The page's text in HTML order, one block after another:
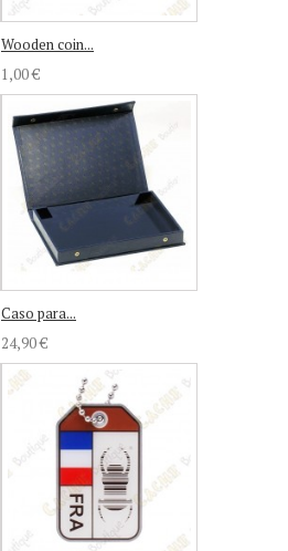
Wooden coin...
1,00 €
Caso para...
24,90 €